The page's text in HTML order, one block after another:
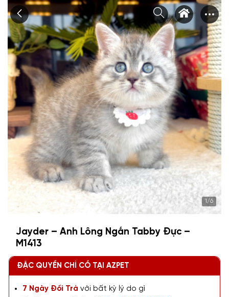
Chuyển
nội
dung
1 /6
Jayder – Anh Lông Ngắn Tabby Đực –
M1413
ĐẶC QUYỀN CHỈ CÓ TẠI AZPET
7 Ngày Đổi Trả với bất kỳ lý do gì